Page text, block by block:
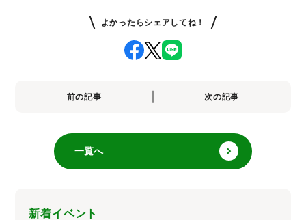
よかったらシェアしてね！
前の記事 次の記事
一覧へ
新着イベント